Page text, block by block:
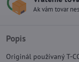
Ak vám tovar
Popis
Originál používaný T-